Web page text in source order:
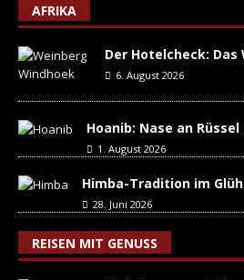
AFRIKA
Der Hotelcheck:
6. August 2026
Hoanib: Nase an
1. August 2026
Himba-Tradition im
28. Juni 2026
REISEN MIT GENUSS